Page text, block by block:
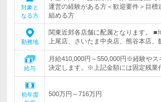
対象と
なる方
運営の経験がある方＜歓迎要件＞目標
組める方
勤務地
関東近郊各店舗に配属となります。 ■
上尾店、さいたま中央店、熊谷本店、
給与
月給410,000円～550,000円※経験やス
決定します。※上記金額には固定残業
初年度
500万円～716万円